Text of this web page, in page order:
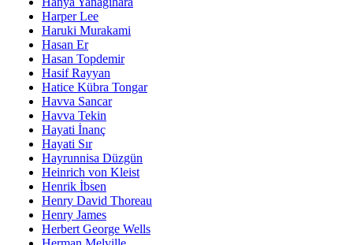
Harper Lee
Haruki Murakami
Hasan Er
Hasan Topdemir
Hasif Rayyan
Hatice Kübra Tongar
Havva Sancar
Havva Tekin
Hayati İnanç
Hayati Sır
Hayrunnisa Düzgün
Heinrich von Kleist
Henrik İbsen
Henry David Thoreau
Henry James
Herbert George Wells